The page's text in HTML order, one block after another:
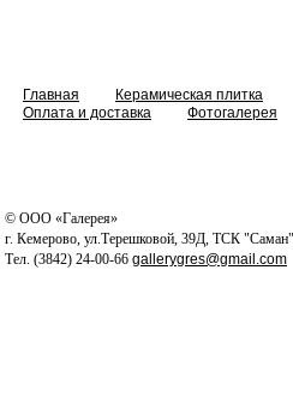
Главная Керамическая плитка
Оплата и доставка
Фотогалерея
© ООО «Галерея»
г. Кемерово, ул.Терешковой, 39Д, ТСК
Тел. (3842) 24-00-66 gallerygres@gmail.com